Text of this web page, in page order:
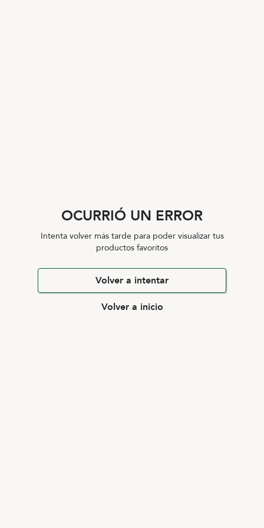
OCURRIÓ UN ERROR
Intenta volver más tarde para poder visualizar tus
productos favoritos
Volver a intentar
Volver a inicio